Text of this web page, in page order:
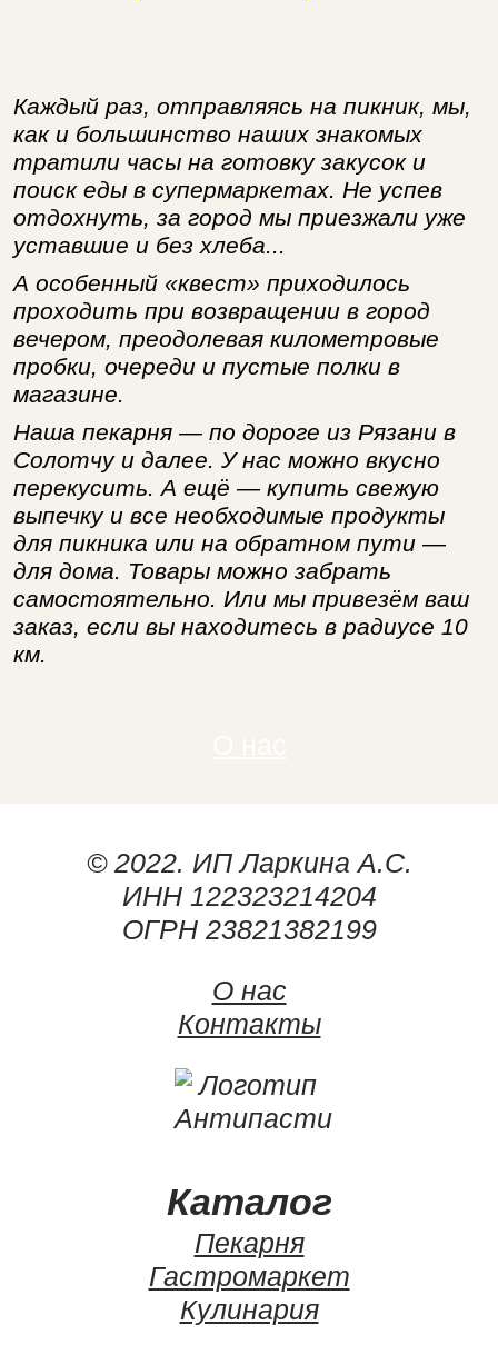
Каждый раз, отправляясь на пикник, мы,
как и большинство наших знакомых
тратили часы на готовку закусок и
поиск еды в супермаркетах. Не успев
отдохнуть, за город мы приезжали уже
уставшие и без хлеба...
А особенный «квест» приходилось
проходить при возвращении в город
вечером, преодолевая километровые
пробки, очереди и пустые полки в
магазине.
Наша пекарня — по дороге из Рязани в
Солотчу и далее. У нас можно вкусно
перекусить. А ещё — купить свежую
выпечку и все необходимые продукты
для пикника или на обратном пути —
для дома. Товары можно забрать
самостоятельно. Или мы привезём ваш
заказ, если вы находитесь в радиусе 10
км.
© 2022. ИП Ларкина А.С.
ИНН 122323214204
ОГРН 23821382199
О нас
Контакты
Каталог
Пекарня
Гастромаркет
Кулинария